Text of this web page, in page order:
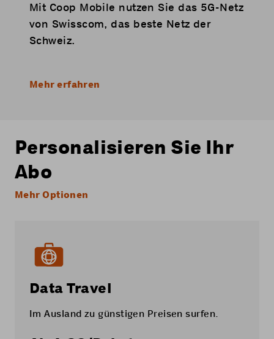
Mit Coop Mobile nutzen Sie das 5G-Netz
von Swisscom, das beste Netz der
Schweiz.
Mehr erfahren
Personalisieren Sie Ihr
Abo
Mehr Optionen
Data Travel
Im Ausland zu günstigen Preisen surfen.